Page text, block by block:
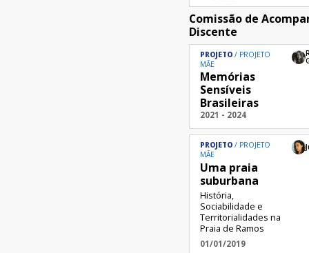
Comissão de
Discente
PROJETO
PROJETO
MÃE
Memórias
Sensíveis
Brasileiras
2021 - 2024
PROJETO
PROJETO
MÃE
Uma praia
suburbana
História,
Sociabilidade e
Territorialidades na
Praia de Ramos
01/01/2019